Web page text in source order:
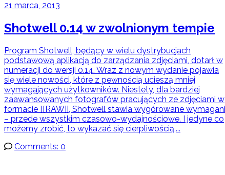
21 marca, 2013
Shotwell 0.14 w zwolnionym tempie
Program Shotwell, będący w wielu dystrybucjach
podstawową aplikacją do zarządzania zdjęciami, dotarł w
numeracji do wersji 0.14. Wraz z nowym wydanie pojawia
się wiele nowości, które z pewnością ucieszą mniej
wymagających użytkowników. Niestety, dla bardziej
zaawansowanych fotografów pracujących ze zdjęciami w
formacie [[RAW]], Shotwell stawia wygórowane
– przede wszystkim czasowo-wydajnościowe. I jedyne co
możemy zrobić, to wykazać się cierpliwością,...
Comments: 0